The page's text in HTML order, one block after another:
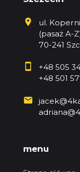
ul.
(pasaż A-
70-241
+48 505
+48 501
menu